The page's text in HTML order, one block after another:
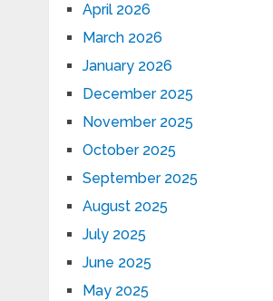
April 2026
March 2026
January 2026
December 2025
November 2025
October 2025
September 2025
August 2025
July 2025
June 2025
May 2025